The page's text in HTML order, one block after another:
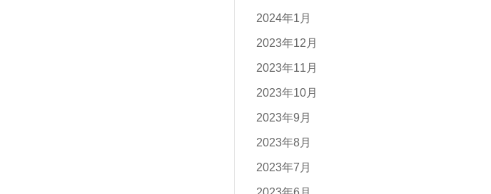
2024年1月
2023年12月
2023年11月
2023年10月
2023年9月
2023年8月
2023年7月